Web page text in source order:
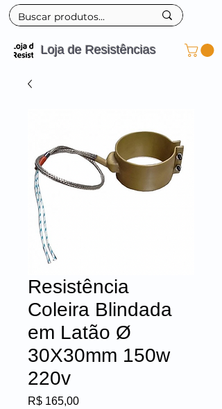
Loja de Resistências
Resistência
Coleira Blindada
em Latão Ø
30X30mm 150w
220v
R$ 165,00Preço